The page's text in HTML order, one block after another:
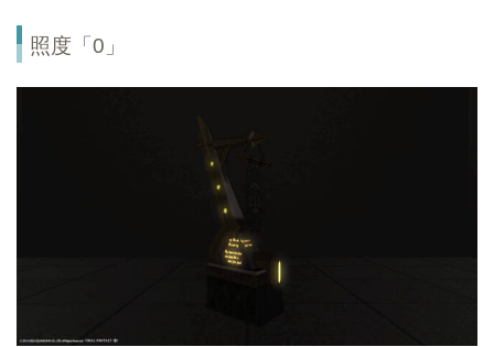
照度「0」